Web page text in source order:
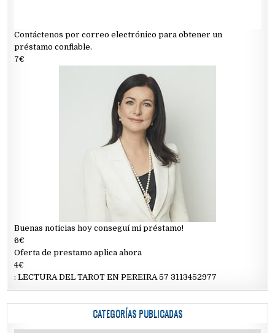
Contáctenos por correo electrónico para obtener un
préstamo confiable.
7€
Buenas noticias hoy conseguí mi préstamo!
6€
Oferta de prestamo aplica ahora
4€
: LECTURA DEL TAROT EN PEREIRA 57 3113452977
CATEGORÍAS PUBLICADAS